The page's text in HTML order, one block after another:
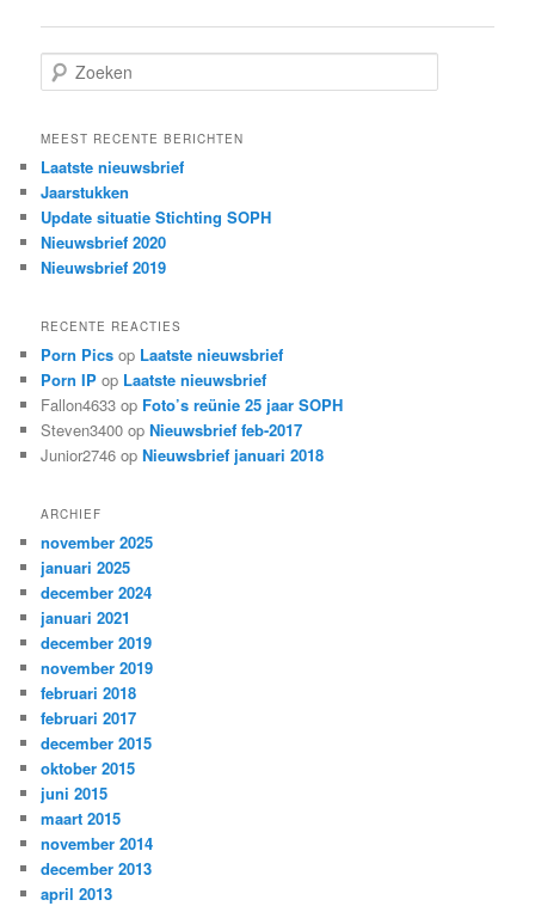
Zoeken
MEEST RECENTE BERICHTEN
Laatste nieuwsbrief
Jaarstukken
Update situatie Stichting SOPH
Nieuwsbrief 2020
Nieuwsbrief 2019
RECENTE REACTIES
Porn Pics op Laatste nieuwsbrief
Porn IP op Laatste nieuwsbrief
Fallon4633 op Foto’s reünie 25 jaar SOPH
Steven3400 opNieuwsbrief feb-2017
Junior2746 opNieuwsbrief januari 2018
ARCHIEF
november 2025
januari 2025
december 2024
januari 2021
december 2019
november 2019
februari 2018
februari 2017
december 2015
oktober 2015
juni 2015
maart 2015
november 2014
december 2013
april 2013